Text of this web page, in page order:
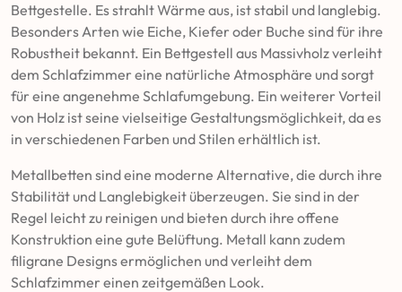
Bettgestelle. Es strahlt Wärme aus, ist stabil und langlebig.
Besonders Arten wie Eiche, Kiefer oder Buche sind für ihre
Robustheit bekannt. Ein Bettgestell aus Massivholz verleiht
dem Schlafzimmer eine natürliche Atmosphäre und sorgt
für eine angenehme Schlafumgebung. Ein weiterer Vorteil
von Holz ist seine vielseitige Gestaltungsmöglichkeit, da es
in verschiedenen Farben und Stilen erhältlich ist.
Metallbetten sind eine moderne Alternative, die durch ihre
Stabilität und Langlebigkeit überzeugen. Sie sind in der
Regel leicht zu reinigen und bieten durch ihre offene
Konstruktion eine gute Belüftung. Metall kann zudem
filigrane Designs ermöglichen und verleiht dem
Schlafzimmer einen zeitgemäßen Look.